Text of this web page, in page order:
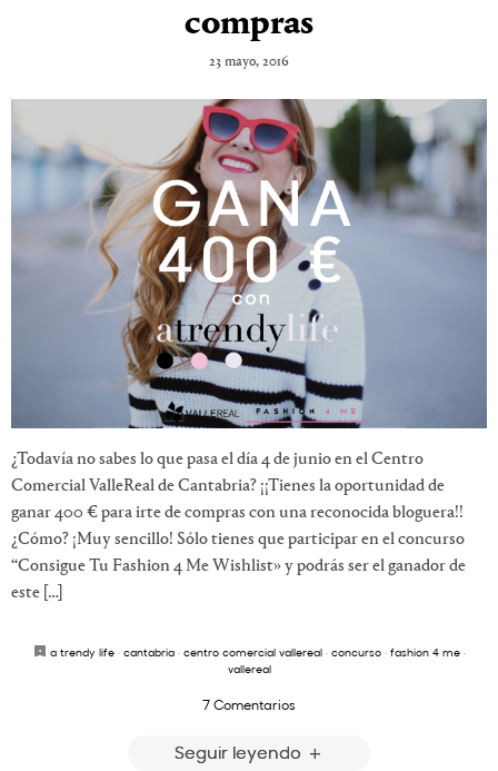
compras
23 mayo, 2016
¿Todavía no sabes lo que pasa el día 4 de junio en el Centro
Comercial ValleReal de Cantabria? ¡¡Tienes la oportunidad de
ganar 400 € para irte de compras con una reconocida bloguera!!
¿Cómo? ¡Muy sencillo! Sólo tienes que participar en el concurso
“Consigue Tu Fashion 4 Me Wishlist» y podrás ser el ganador de
este […]
a trendy life· cantabria· centro comercial vallereal· concurso· fashion 4 me·
vallereal
7 Comentarios
Seguir leyendo